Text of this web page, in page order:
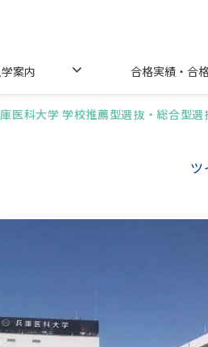
案内 合格実績・合
庫医科大学 学校推薦型選抜・総合型
ツ